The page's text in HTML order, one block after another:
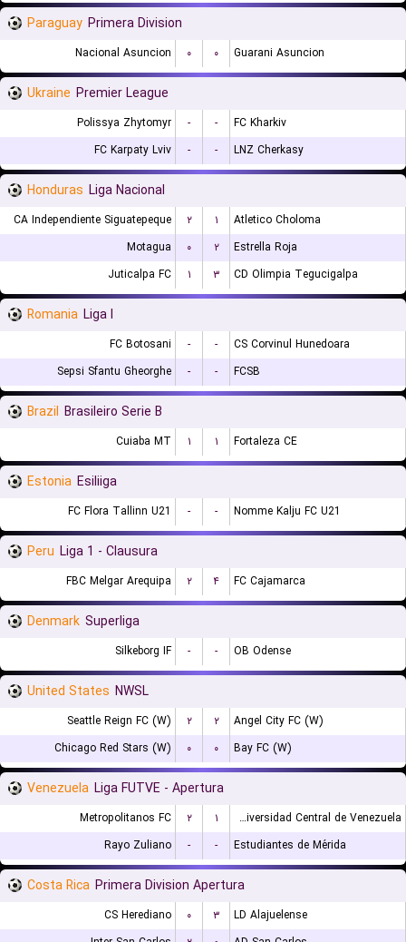
Paraguay Primera Division
Nacional Asuncion ۰ ۰ Guarani Asuncion
Ukraine Premier League
Polissya Zhytomyr - -
FC Kharkiv
FC Karpaty Lviv
- - LNZ Cherkasy
Honduras Liga Nacional
CA Independiente Siguatepeque ۲ ۱
Atletico Choloma
Motagua
۰ ۲
Estrella Roja
Juticalpa FC
۱ ۳ CD Olimpia Tegucigalpa
Romania Liga I
FC Botosani - -
CS Corvinul Hunedoara
Sepsi Sfantu Gheorghe
- - FCSB
Brazil Brasileiro Serie B
Cuiaba MT ۱ ۱ Fortaleza CE
Estonia Esiliiga
FC Flora Tallinn U21 - - Nomme Kalju FC U21
Peru Liga 1 - Clausura
FBC Melgar Arequipa ۲ ۴ FC Cajamarca
Denmark Superliga
Silkeborg IF - - OB Odense
United States NWSL
Seattle Reign FC (W) ۲ ۲
Angel City FC (W)
Chicago Red Stars (W)
۰ ۰ Bay FC (W)
Venezuela Liga FUTVE - Apertura
Metropolitanos FC ۲ ۱
Universidad Central de Venezuela
Rayo Zuliano
- - Estudiantes de Mérida
Costa Rica Primera Division Apertura
CS Herediano ۰ ۳
LD Alajuelense